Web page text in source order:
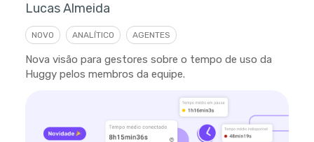
Lucas Almeida
NOVO ANALÍTICO AGENTES
Nova visão para gestores sobre o tempo de uso da
Huggy pelos membros da equipe.